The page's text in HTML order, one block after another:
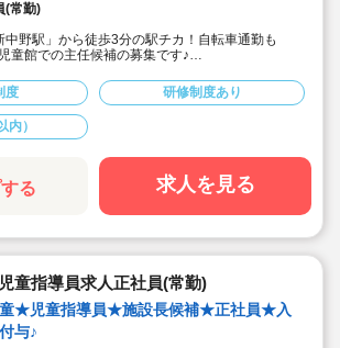
(常勤)
野駅」から徒歩3分の駅チカ！自転車通勤も
童館での主任候補の募集です♪
々な資格を持った職員さんたちが働いています！
～292,000円/★経験を考慮して加算され
年1回、賞与は年2回！(前年度実績)
イベートも大切にしながら働けます。
金や表彰、休暇制度など、福利厚生が充実した法
フワークバランスを考慮し、職員がのびのびと働
達が素直に感情を表現できる、安心・安全の環
指しています。
度 研修制度あり
内）
る 求人を見る
童指導員求人正社員(常勤)
★児童指導員★施設長候補★正社員★入
与♪